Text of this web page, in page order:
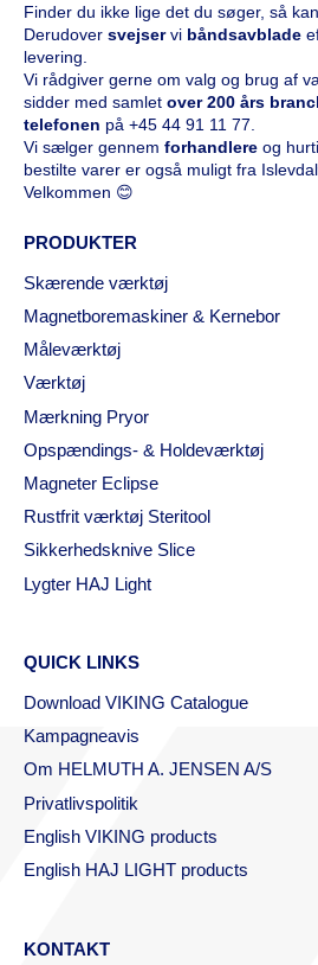
Finder du ikke lige det du søger, så
Derudover svejservi båndsavblade
levering.
Vi rådgiver gerne om valg og brug af
sidder med samlet over 200 års
telefonen på +45 44 91 11 77
Vi sælger gennem forhandlere og
bestilte varer er også muligt fra
Velkommen 😊
PRODUKTER
Skærende værktøj
Magnetboremaskiner & Kernebor
Måleværktøj
Værktøj
Mærkning Pryor
Opspændings- & Holdeværktøj
Magneter Eclipse
Rustfrit værktøj Steritool
Sikkerhedsknive Slice
Lygter HAJ Light
QUICK LINKS
Download VIKING Catalogue
Kampagneavis
Om HELMUTH A. JENSEN A/S
Privatlivspolitik
English VIKING products
English HAJ LIGHT products
KONTAKT